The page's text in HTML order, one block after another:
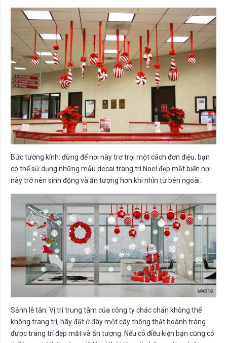
Bức tường kính: đừng để nơi này trơ trọi một cách đơn điệu, bạn
có thể sử dụng những mẫu decal trang trí Noel đẹp mắt biến nơi
này trở nên sinh động và ấn tượng hơn khi nhìn từ bên ngoài.
Sảnh lễ tân: Vị trí trung tâm của công ty chắc chắn không thể
không trang trí, hãy đặt ở đây một cây thông thật hoành tráng
được trang trí đẹp mắt và ấn tượng. Nếu có điều kiện bạn cũng có